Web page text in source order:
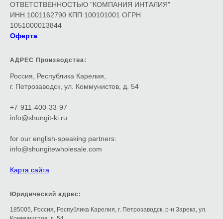
ОТВЕТСТВЕННОСТЬЮ "КОМПАНИЯ ИНТАЛИЯ"
ИНН 1001162790 КПП 100101001 ОГРН
1051000013844
Оферта
АДРЕС Производства:
Россия, Республика Карелия,
г. Петрозаводск, ул. Коммунистов, д. 54
+7-911-400-33-97
info@shungit-ki.ru
for our english-speaking partners:
info@shungitewholesale.com
Карта сайта
Юридический адрес:
185005, Россия, Республика Карелия, г. Петрозаводск, р-н Зарека, ул.